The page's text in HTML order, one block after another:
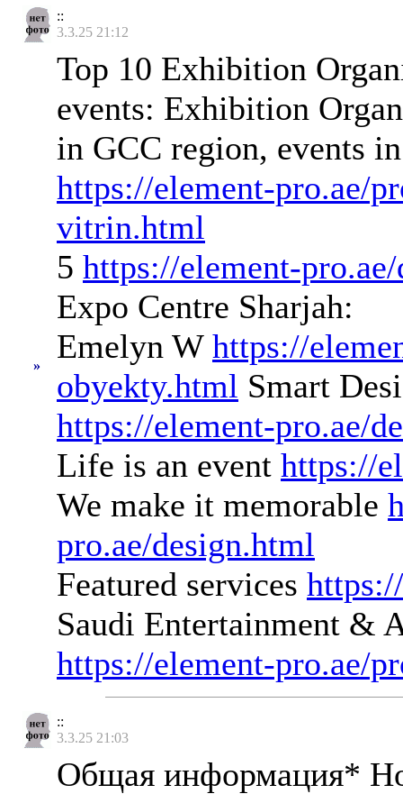
::
3.3.25 21:12
»
Top 10 Exhibition
events: Exhibition
in GCC region, events
https://element-pro.ae/
vitrin.html
5 https://element-
Expo Centre Sharjah:
Emelyn W https://
obyekty.html Smart
https://element-pro.ae/
Life is an event https://
We make it memorable
pro.ae/design.html
Featured services
Saudi Entertainment &
https://element-pro.ae/
::
3.3.25 21:03
Общая информация*